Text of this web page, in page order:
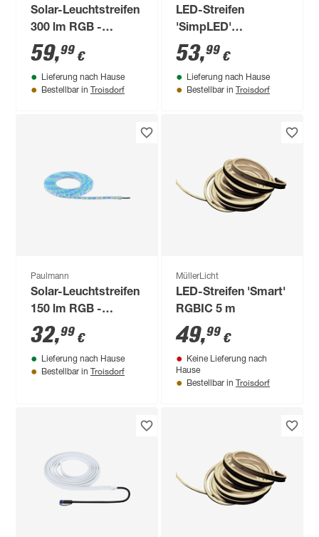
Solar-Leuchtstreifen
300 lm RGB -
tunable white IP 44
10,1 x 11,1 x 2,6 cm
59,99 €
Lieferung nach Hause
Bestellbar in Troisdorf
LED-Streifen
'SimpLED'
chromfarben 5 m 20
W
53,99 €
Lieferung nach Hause
Bestellbar in Troisdorf
Paulmann
Solar-Leuchtstreifen
150 lm RGB -
tunable white IP 44
10,1 x 11,1 x 2,6 cm
32,99 €
Lieferung nach Hause
Bestellbar in Troisdorf
MüllerLicht
LED-Streifen 'Smart'
RGBIC 5 m
49,99 €
Keine Lieferung nach
Hause
Bestellbar in Troisdorf